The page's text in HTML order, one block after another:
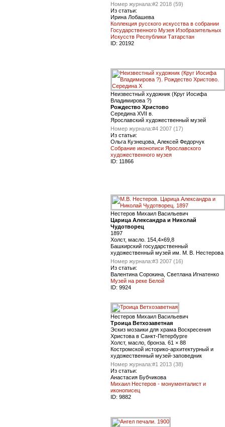
Номер журнала:#2 2018 (59)
Из статьи:
Ирина Лобашева
Коллекция русского искусства в собрании
Государственного Музея Изобразительных
Искусств Республики Татарстан
ID: 20192
Неизвестный художник (Круг Иосифа
Владимирова ?)
Рождество Христoво
Середина XVII в.
Ярославский художественный музей
Номер журнала:#4 2007 (17)
Из статьи:
Ольга Кузнецова, Алексей Федорчук
Собрание иконописи Ярославского
художественного музея
ID: 11866
Нестеров Михаил Васильевич
Царица Александра и Николай
Чудотворец
1897
Холст, масло. 154,4×69,8
Башкирский государственный
художественный музей им. М. В. Нестерова
Номер журнала:#3 2007 (16)
Из статьи:
Валентина Сорокина, Светлана Игнатенко
Музей на реке Белой
ID: 9924
Нестеров Михаил Васильевич
Троица Ветхозаветная
Эскиз мозаики для храма Воскресения
Христова в Санкт-Петербурге
Холст, масло, бронза. 61 × 88
Костромской историко-архитектурный и
художественный музей-заповедник
Номер журнала:#1 2013 (38)
Из статьи:
Анастасия Бубчикова
Михаил Нестеров - монументалист и
иконописец
ID: 9882